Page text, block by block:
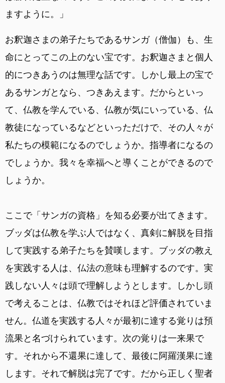
ますように。」
お釈迦さまの弟子たちであるサンガ（僧伽）も、生
命にとってこの上のない宝です。お釈迦さまと個人
的につきあうのは無理な話です。しかし最上の宝で
あるサンガとなら、つきあえます。だからといっ
て、仏教を学んでいる、仏教が気にいっている、仏
教徒になっているなどといっただけで、その人々が
私たちの模範になるのでしょうか。指導者になるの
でしょうか。我々を幸福へと導くことができるので
しょうか。
ここで「サンガの資格」を知る必要が出てきます。
ブッダは仏教を学ぶ人ではなく、真剣に解脱を目指
して実践する弟子たちを賛嘆します。ブッダの教え
を実践する人は、仏法の意味も理解するのです。実
践しない人々は頭で理解しようとします。しかし頭
で考えることは、仏教ではそれほど評価されていま
せん。仏道を実践する人々が最初に達する覚りは預
流果と名づけられています。次の覚りは一来果で
す。それから不還果に達して、最後に阿羅漢果に達
します。それで解脱は完了です。だから正しく聖者